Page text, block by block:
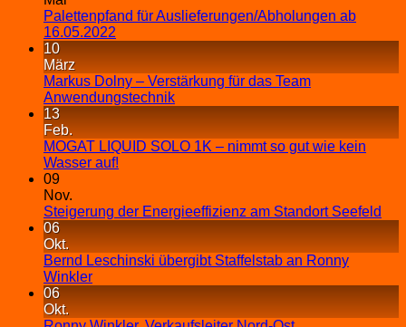
Palettenpfand für Auslieferungen/Abholungen ab
16.05.2022
10
März
Markus Dolny – Verstärkung für das Team
Anwendungstechnik
13
Feb.
MOGAT LIQUID SOLO 1K – nimmt so gut wie kein
Wasser auf!
09
Nov.
Steigerung der Energieeffizienz am Standort Seefeld
06
Okt.
Bernd Leschinski übergibt Staffelstab an Ronny
Winkler
06
Okt.